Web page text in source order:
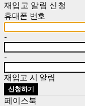
재입고 알림 신청
휴대폰 번호
-
-
재입고 시 알림
신청하기
페이스북